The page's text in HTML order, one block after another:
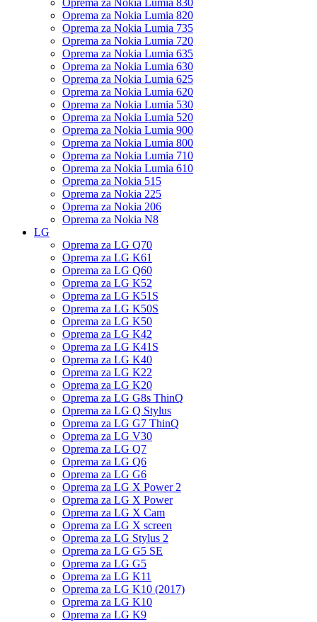
Oprema za Nokia Lumia 830
Oprema za Nokia Lumia 820
Oprema za Nokia Lumia 735
Oprema za Nokia Lumia 720
Oprema za Nokia Lumia 635
Oprema za Nokia Lumia 630
Oprema za Nokia Lumia 625
Oprema za Nokia Lumia 620
Oprema za Nokia Lumia 530
Oprema za Nokia Lumia 520
Oprema za Nokia Lumia 900
Oprema za Nokia Lumia 800
Oprema za Nokia Lumia 710
Oprema za Nokia Lumia 610
Oprema za Nokia 515
Oprema za Nokia 225
Oprema za Nokia 206
Oprema za Nokia N8
LG
Oprema za LG Q70
Oprema za LG K61
Oprema za LG Q60
Oprema za LG K52
Oprema za LG K51S
Oprema za LG K50S
Oprema za LG K50
Oprema za LG K42
Oprema za LG K41S
Oprema za LG K40
Oprema za LG K22
Oprema za LG K20
Oprema za LG G8s ThinQ
Oprema za LG Q Stylus
Oprema za LG G7 ThinQ
Oprema za LG V30
Oprema za LG Q7
Oprema za LG Q6
Oprema za LG G6
Oprema za LG X Power 2
Oprema za LG X Power
Oprema za LG X Cam
Oprema za LG X screen
Oprema za LG Stylus 2
Oprema za LG G5 SE
Oprema za LG G5
Oprema za LG K11
Oprema za LG K10 (2017)
Oprema za LG K10
Oprema za LG K9